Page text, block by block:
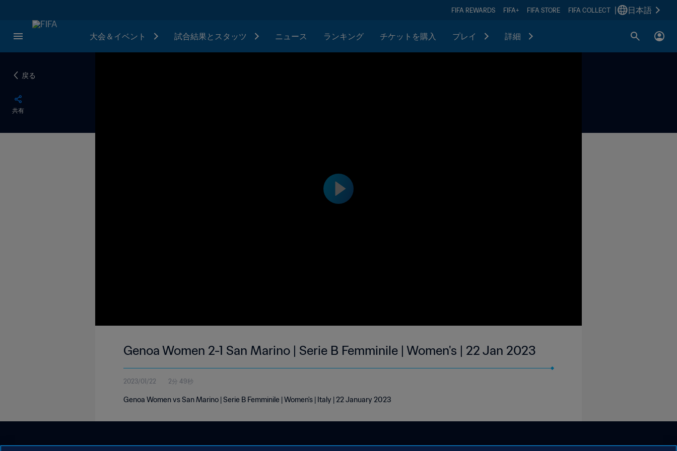
FIFA REWARDS FIFA+ FIFA STORE FIFA COLLECT 日本語
大会＆イベント 試合結果とスタッツ ニュース ランキング チケットを購入 プレイ 詳細
戻る
共有
Genoa Women 2-1 San Marino | Serie B Femminile | Women's | 22 Jan 2023
2023/01/22 2分 49秒
Genoa Women vs San Marino | Serie B Femminile | Women's | Italy | 22 January 2023